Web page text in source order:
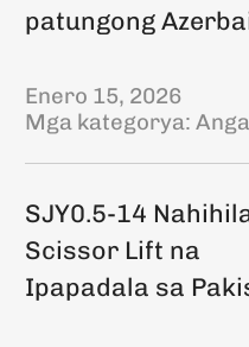
patungong
Enero 15, 2026
Mga kategorya:
SJY0.5-14
Scissor Lift na
Ipapadala sa